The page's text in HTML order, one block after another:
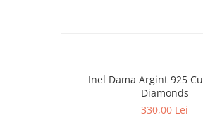
Inel Dama Argint 925
Diamonds
330,00 Lei